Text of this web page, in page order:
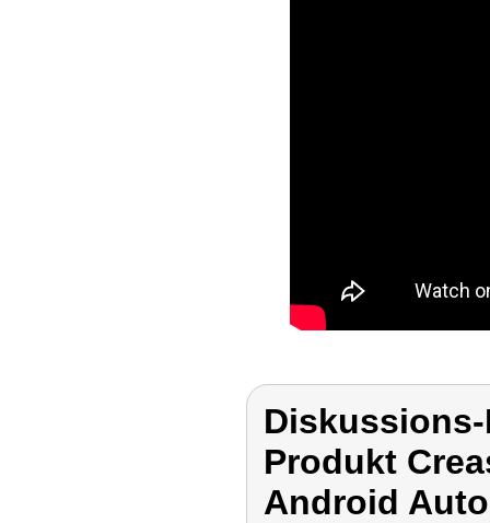
Produkt
Android